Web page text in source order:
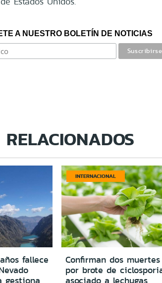
A NUESTRO BOLETÍN DE NOTICIAS
fallece
gestiona
INTERNACIONAL
Confirman dos muertes
por brote de
asociado a lechugas